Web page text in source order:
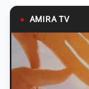
● AMIRA TV